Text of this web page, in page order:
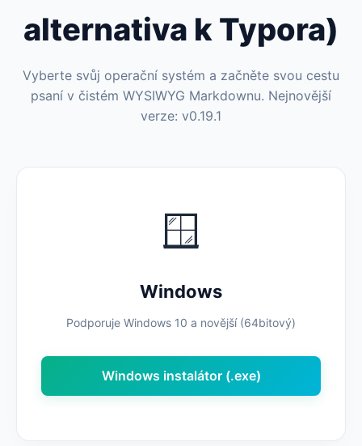
alternativa k Typora)
Vyberte svůj operační systém a začněte svou cestu
psaní v čistém WYSIWYG Markdownu. Nejnovější
verze: v0.19.1
🪟
Windows
Podporuje Windows 10 a novější (64bitový)
Windows instalátor (.exe)